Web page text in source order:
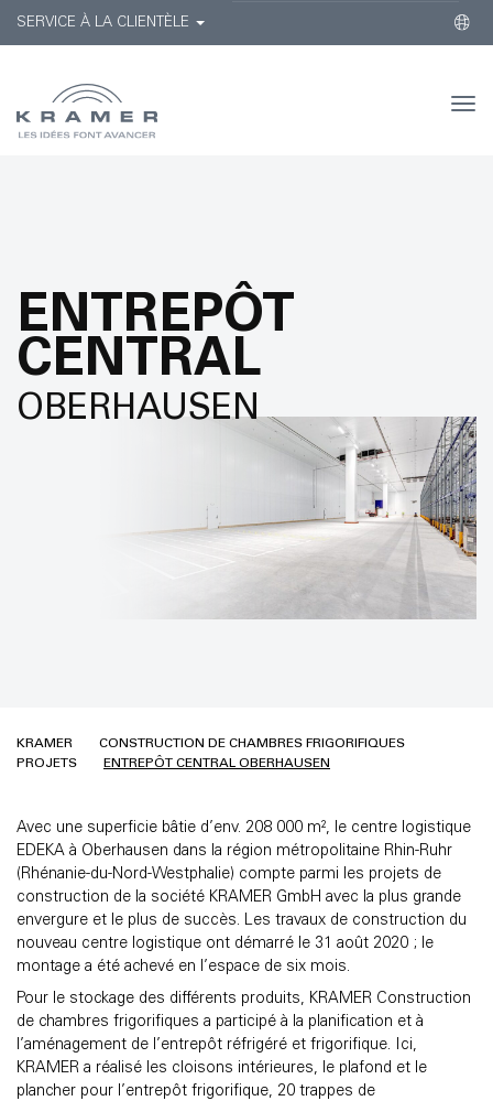
SERVICE À LA CLIENTÈLE
ENTREPÔT
CENTRAL
OBERHAUSEN
KRAMER
CONSTRUCTION DE CHAMBRES FRIGORIFIQUES
PROJETS
ENTREPÔT CENTRAL OBERHAUSEN
Avec une superficie bâtie d’env. 208 000 m², le centre logistique
EDEKA à Oberhausen dans la région métropolitaine Rhin-Ruhr
(Rhénanie-du-Nord-Westphalie) compte parmi les projets de
construction de la société KRAMER GmbH avec la plus grande
envergure et le plus de succès. Les travaux de construction du
nouveau centre logistique ont démarré le 31 août 2020 ; le
montage a été achevé en l’espace de six mois.
Pour le stockage des différents produits, KRAMER Construction
de chambres frigorifiques a participé à la planification et à
l’aménagement de l’entrepôt réfrigéré et frigorifique. Ici,
KRAMER a réalisé les cloisons intérieures, le plafond et le
plancher pour l’entrepôt frigorifique, 20 trappes de